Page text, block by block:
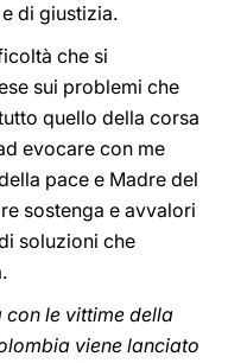
di giustizia.
che si
sui problemi che
quello della corsa
evocare con me
pace e Madre del
sostenga e avvalori
soluzioni che
le vittime della
viene lanciato